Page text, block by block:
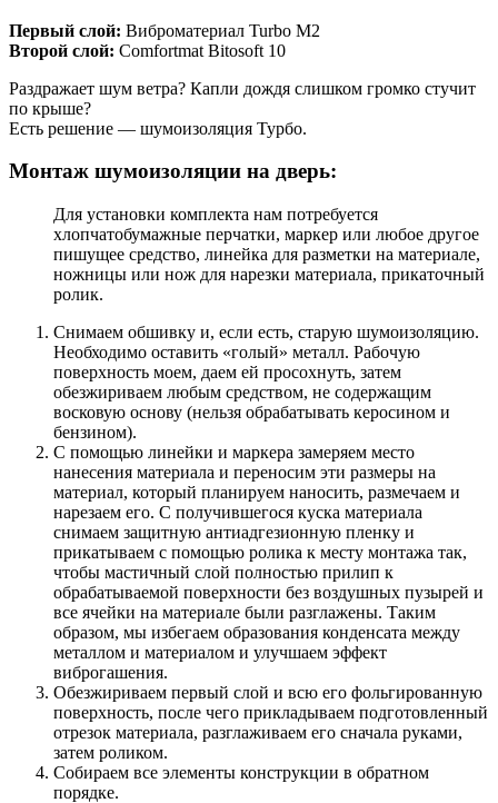
Первый слой: Виброматериал Turbo M2
Второй слой: Comfortmat Bitosoft 10
Раздражает шум ветра? Капли дождя слишком громко стучит
по крыше?
Есть решение — шумоизоляция Турбо.
Монтаж шумоизоляции на дверь:
Для установки комплекта нам потребуется
хлопчатобумажные перчатки, маркер или любое другое
пишущее средство, линейка для разметки на материале,
ножницы или нож для нарезки материала, прикаточный
ролик.
Снимаем обшивку и, если есть, старую шумоизоляцию.
Необходимо оставить «голый» металл. Рабочую
поверхность моем, даем ей просохнуть, затем
обезжириваем любым средством, не содержащим
восковую основу (нельзя обрабатывать керосином и
бензином).
С помощью линейки и маркера замеряем место
нанесения материала и переносим эти размеры на
материал, который планируем наносить, размечаем и
нарезаем его. С получившегося куска материала
снимаем защитную антиадгезионную пленку и
прикатываем с помощью ролика к месту монтажа так,
чтобы мастичный слой полностью прилип к
обрабатываемой поверхности без воздушных пузырей и
все ячейки на материале были разглажены. Таким
образом, мы избегаем образования конденсата между
металлом и материалом и улучшаем эффект
виброгашения.
Обезжириваем первый слой и всю его фольгированную
поверхность, после чего прикладываем подготовленный
отрезок материала, разглаживаем его сначала руками,
затем роликом.
Собираем все элементы конструкции в обратном
порядке.